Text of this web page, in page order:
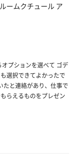
ームクチュール ア
プションを選べて ゴデ
選択できてよかったで
たと連絡があり、仕事で
らえるものをプレゼン